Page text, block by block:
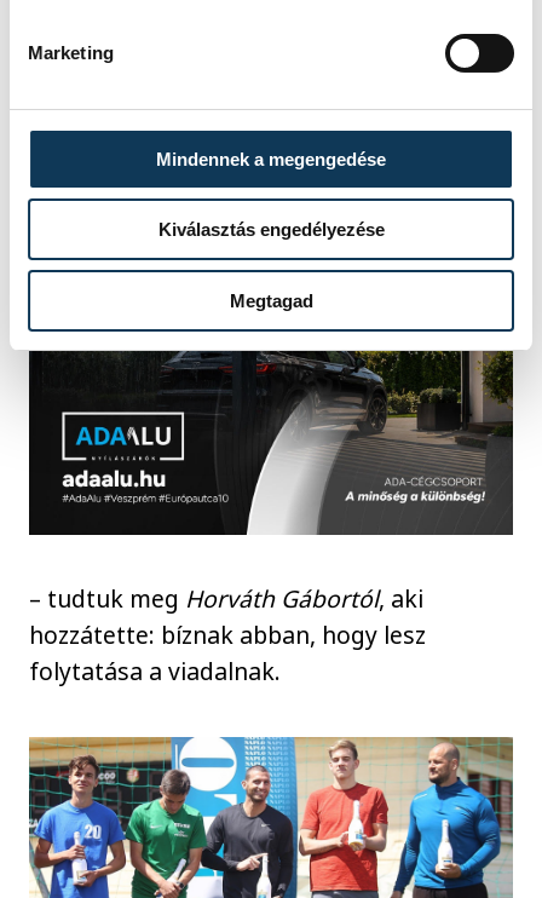
Marketing
Mindennek a megengedése
Kiválasztás engedélyezése
Megtagad
– tudtuk meg Horváth Gábortól, aki
hozzátette: bíznak abban, hogy lesz
folytatása a viadalnak.